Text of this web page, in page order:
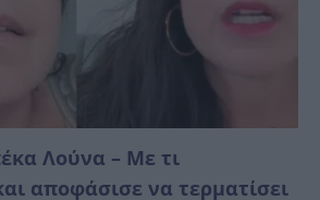
Λούνα – Με τι
αποφάσισε να τερματίσει